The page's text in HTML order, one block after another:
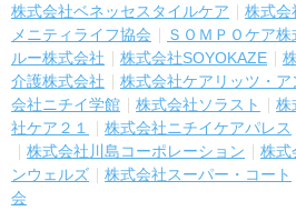
株式会社ベネッセスタイルケア 株式会
メニティライフ協会
ＳＯＭＰＯケア株
ルー株式会社
株式会社SOYOKAZE
介護株式会社
株式会社ケアリッツ・
会社ニチイ学館
株式会社ソラスト 株
社ケア２１
株式会社ニチイケアパレス
株式会社川島コーポレーション
株式
ンウェルズ
株式会社スーパー・コート
会